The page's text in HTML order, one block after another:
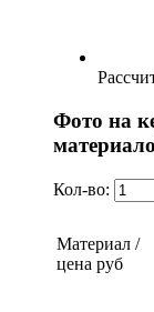
Фото на
Кол-во:
Материал /
цена руб